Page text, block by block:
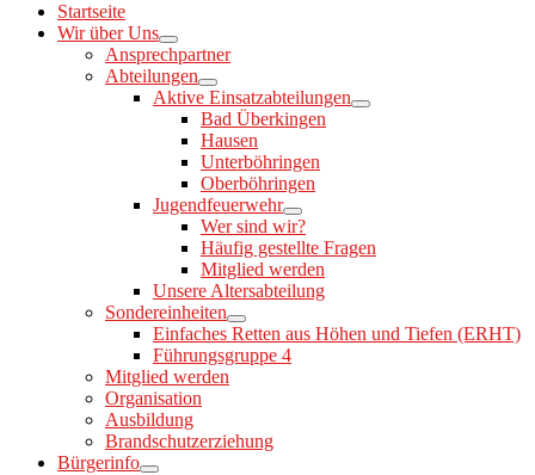
Startseite
Wir über Uns
Ansprechpartner
Abteilungen
Aktive Einsatzabteilungen
Bad Überkingen
Hausen
Unterböhringen
Oberböhringen
Jugendfeuerwehr
Wer sind wir?
Häufig gestellte Fragen
Mitglied werden
Unsere Altersabteilung
Sondereinheiten
Einfaches Retten aus Höhen und Tiefen (ERHT)
Führungsgruppe 4
Mitglied werden
Organisation
Ausbildung
Brandschutzerziehung
Bürgerinfo